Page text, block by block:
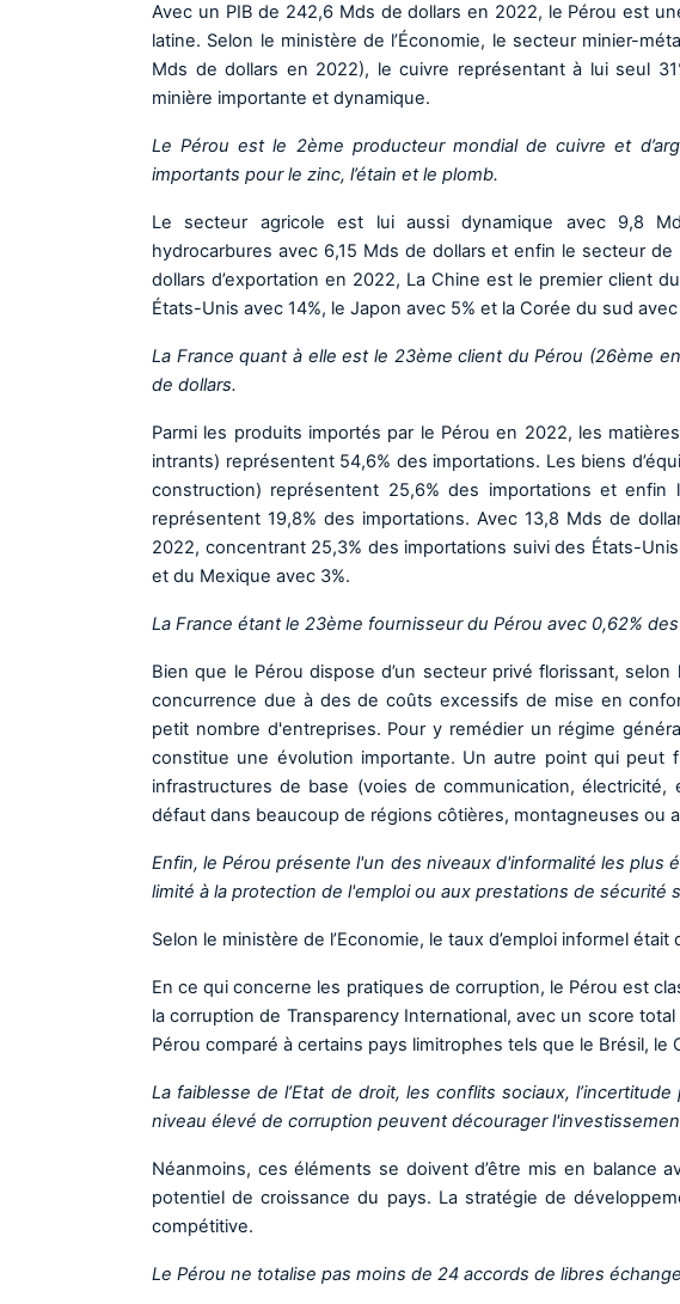
Avec un PIB de 242,6 Mds de dollars en 2022, le Pérou est
latine. Selon le ministère de l’Économie, le secteur minier-
Mds de dollars en 2022), le cuivre représentant à lui seul
minière importante et dynamique.
Le Pérou est le 2ème producteur mondial de cuivre et
importants pour le zinc, l’étain et le plomb.
Le secteur agricole est lui aussi dynamique avec 9,8
hydrocarbures avec 6,15 Mds de dollars et enfin le secteur
dollars d’exportation en 2022, La Chine est le premier client
États-Unis avec 14%, le Japon avec 5% et la Corée du sud avec
La France quant à elle est le 23ème client du Pérou (26ème
de dollars.
Parmi les produits importés par le Pérou en 2022, les
intrants) représentent 54,6% des importations. Les biens
construction) représentent 25,6% des importations et
représentent 19,8% des importations. Avec 13,8 Mds de
2022, concentrant 25,3% des importations suivi des États-
et du Mexique avec 3%.
La France étant le 23ème fournisseur du Pérou avec 0,62%
Bien que le Pérou dispose d’un secteur privé florissant,
concurrence due à des de coûts excessifs de mise en
petit nombre d'entreprises. Pour y remédier un régime
constitue une évolution importante. Un autre point qui peut
infrastructures de base (voies de communication,
défaut dans beaucoup de régions côtières, montagneuses ou
Enfin, le Pérou présente l'un des niveaux d'informalité les plus
limité à la protection de l'emploi ou aux prestations de sécurité
Selon le ministère de l’Economie, le taux d’emploi informel
En ce qui concerne les pratiques de corruption, le Pérou est
la corruption de Transparency International, avec un score
Pérou comparé à certains pays limitrophes tels que le Brésil, le
La faiblesse de l’Etat de droit, les conflits sociaux,
niveau élevé de corruption peuvent décourager
Néanmoins, ces éléments se doivent d’être mis en balance
potentiel de croissance du pays. La stratégie de
compétitive.
Le Pérou ne totalise pas moins de 24 accords de libres